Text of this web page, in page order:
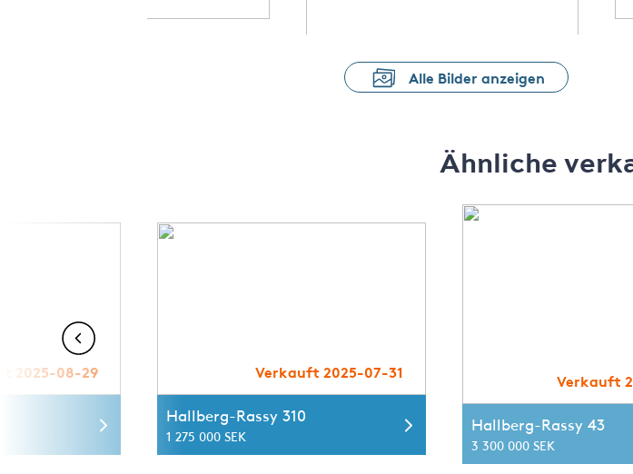
Alle Bilder anzeigen
Ähnliche
2025-08-29 Verkauft 2025-07-31
Hallberg-Rassy 310
1 275 000 SEK
Verkauft
Hallberg-Rassy 43
3 300 000 SEK